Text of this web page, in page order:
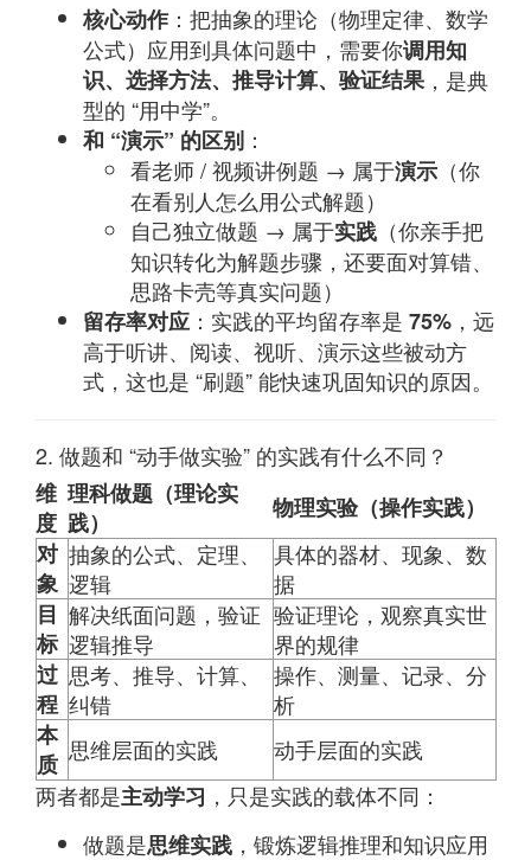
核心动作：把抽象的理论（物理定律、数学
公式）应用到具体问题中，需要你调用知
识、选择方法、推导计算、验证结果，是典
型的 “用中学”。
和 “演示” 的区别 ：
看老师 / 视频讲例题 → 属于演示 （你
在看别人怎么用公式解题）
自己独立做题 → 属于实践 （你亲手把
知识转化为解题步骤，还要面对算错、
思路卡壳等真实问题）
留存率对应 ：实践的平均留存率是 75% ，远
高于听讲、阅读、视听、演示这些被动方
式，这也是 “刷题” 能快速巩固知识的原因。
2. 做题和 “动手做实验” 的实践有什么不同？
维
度
理科做题（理论实
践）
物理实验（操作实践）
对
象
抽象的公式、定理、
逻辑
具体的器材、现象、数
据
目
标
解决纸面问题，验证
逻辑推导
验证理论，观察真实世
界的规律
过
程
思考、推导、计算、
纠错
操作、测量、记录、分
析
本
质 思维层面的实践
动手层面的实践
两者都是主动学习 ，只是实践的载体不同：
做题是思维实践 ，锻炼逻辑推理和知识应用